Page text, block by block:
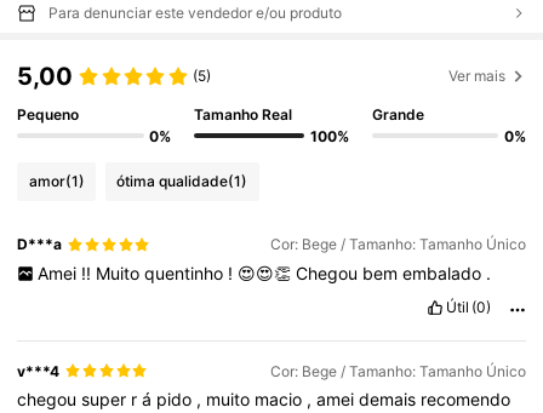
Para denunciar este vendedor e/ou produto
5,00 (5) Ver mais
Pequeno
0%
Tamanho Real
100%
Grande
0%
amor(1) ótima qualidade(1)
D***a Cor: Bege / Tamanho: Tamanho Único
Amei !! Muito quentinho ! 😍😍👏 Chegou bem embalado .
Útil (0)
v***4 Cor: Bege / Tamanho: Tamanho Único
chegousuper rá pido , muito macio ,ameidemais recomendo